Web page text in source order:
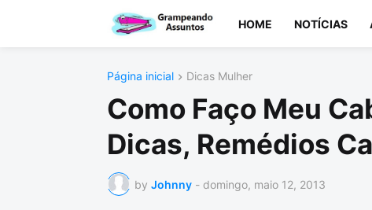
HOME NOTÍCIAS
Página inicial Dicas Mulher
Como Faço Meu
Dicas, Remédios
by Johnny - domingo, maio 12, 2013